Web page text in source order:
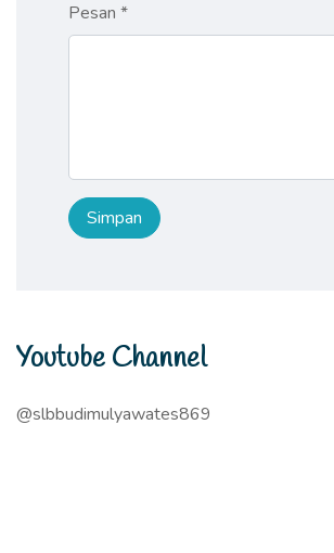
Pesan *
Youtube Channel
@slbbudimulyawates869